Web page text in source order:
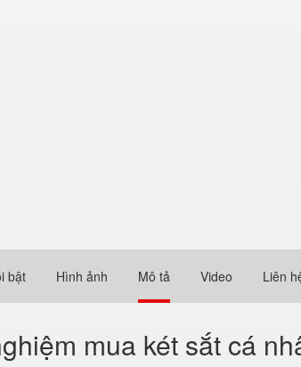
bật Hình ảnh Mô tả Video Liên
mua két sắt cá